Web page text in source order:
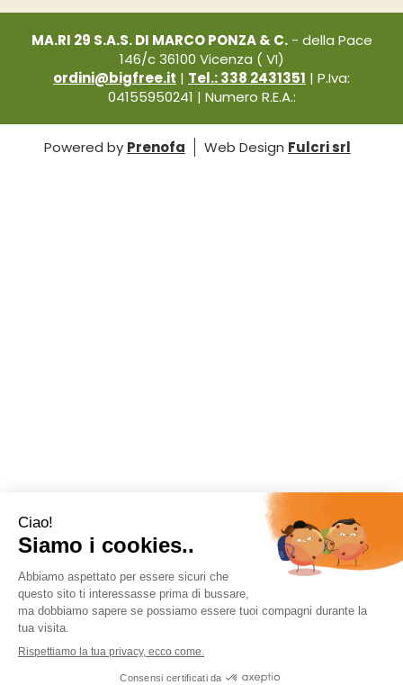
MA.RI 29 S.A.S. DI MARCO PONZA & C.- della Pace
146/c 36100 Vicenza ( VI)
ordini@bigfree.it | Tel.: 338 2431351 | P.Iva:
04155950241 | Numero R.E.A.:
Powered by Prenofa Web Design Fulcri srl